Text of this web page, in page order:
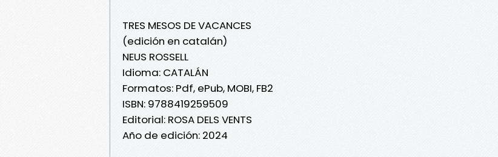
TRES MESOS DE VACANCES
(edición en catalán)
NEUS ROSSELL
Idioma: CATALÁN
Formatos: Pdf, ePub, MOBI, FB2
ISBN: 9788419259509
Editorial: ROSA DELS VENTS
Año de edición: 2024